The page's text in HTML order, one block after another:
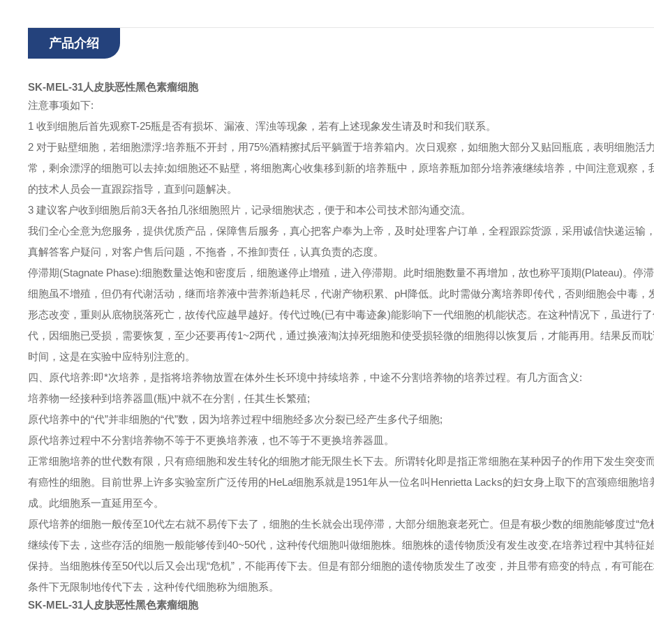
产品介绍
SK-MEL-31人皮肤恶性黑色素瘤细胞
注意事项如下:
1 收到细胞后首先观察T-25瓶是否有损坏、漏液、浑浊等现象，若有上述现象发生请及时和我们联系。
2 对于贴壁细胞，若细胞漂浮:培养瓶不开封，用75%酒精擦拭后平躺置于培养箱内。次日观察，如细胞大部分又贴回瓶底，表明细胞活
常，剩余漂浮的细胞可以去掉;如细胞还不贴壁，将细胞离心收集移到新的培养瓶中，原培养瓶加部分培养液继续培养，中间注意观察，
的技术人员会一直跟踪指导，直到问题解决。
3 建议客户收到细胞后前3天各拍几张细胞照片，记录细胞状态，便于和本公司技术部沟通交流。
我们全心全意为您服务，提供优质产品，保障售后服务，真心把客户奉为上帝，及时处理客户订单，全程跟踪货源，采用诚信快递运输
真解答客户疑问，对客户售后问题，不拖沓，不推卸责任，认真负责的态度。
停滞期(Stagnate Phase):细胞数量达饱和密度后，细胞遂停止增殖，进入停滞期。此时细胞数量不再增加，故也称平顶期(Plateau)。停
细胞虽不增殖，但仍有代谢活动，继而培养液中营养渐趋耗尽，代谢产物积累、pH降低。此时需做分离培养即传代，否则细胞会中毒，
形态改变，重则从底物脱落死亡，故传代应越早越好。传代过晚(已有中毒迹象)能影响下一代细胞的机能状态。在这种情况下，虽进行
代，因细胞已受损，需要恢复，至少还要再传1~2两代，通过换液淘汰掉死细胞和使受损轻微的细胞得以恢复后，才能再用。结果反而耽
时间，这是在实验中应特别注意的。
四、原代培养:即*次培养，是指将培养物放置在体外生长环境中持续培养，中途不分割培养物的培养过程。有几方面含义:
培养物一经接种到培养器皿(瓶)中就不在分割，任其生长繁殖;
原代培养中的“代”并非细胞的“代”数，因为培养过程中细胞经多次分裂已经产生多代子细胞;
原代培养过程中不分割培养物不等于不更换培养液，也不等于不更换培养器皿。
正常细胞培养的世代数有限，只有癌细胞和发生转化的细胞才能无限生长下去。所谓转化即是指正常细胞在某种因子的作用下发生突变
有癌性的细胞。目前世界上许多实验室所广泛传用的HeLa细胞系就是1951年从一位名叫Henrietta Lacks的妇女身上取下的宫颈癌细胞培
成。此细胞系一直延用至今。
原代培养的细胞一般传至10代左右就不易传下去了，细胞的生长就会出现停滞，大部分细胞衰老死亡。但是有极少数的细胞能够度过“危
继续传下去，这些存活的细胞一般能够传到40~50代，这种传代细胞叫做细胞株。细胞株的遗传物质没有发生改变,在培养过程中其特征
保持。当细胞株传至50代以后又会出现“危机”，不能再传下去。但是有部分细胞的遗传物质发生了改变，并且带有癌变的特点，有可能
条件下无限制地传代下去，这种传代细胞称为细胞系。
SK-MEL-31人皮肤恶性黑色素瘤细胞